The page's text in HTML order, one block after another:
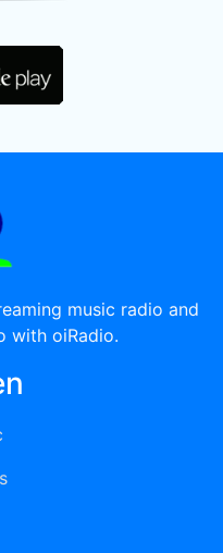
music radio and
with oiRadio.